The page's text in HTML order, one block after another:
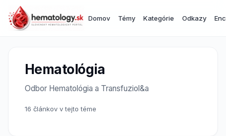
Domov Témy Kategórie Odkazy
Hematológia
Odbor Hematológia a Transfuziol&a
16 článkov v tejto téme